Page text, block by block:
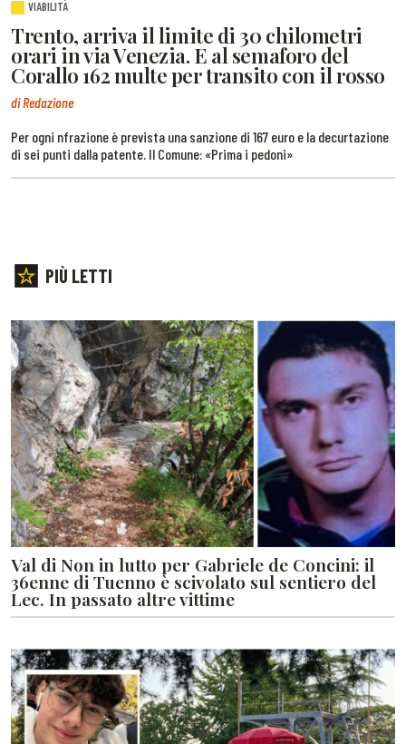
VIABILITÀ
Trento, arriva il limite di 30 chilometri
orari in via Venezia. E al semaforo del
Corallo 162 multe per transito con il rosso
di Redazione
Per ogni nfrazione è prevista una sanzione di 167 euro e la decurtazione
di sei punti dalla patente. Il Comune: «Prima i pedoni»
PIÙ LETTI
Val di Non in lutto per Gabriele de Concini: il
36enne di Tuenno è scivolato sul sentiero del
Lec. In passato altre vittime